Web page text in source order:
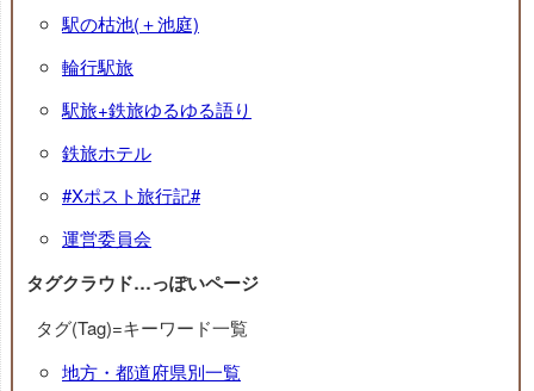
駅の枯池(＋池庭)
輪行駅旅
駅旅+鉄旅ゆるゆる語り
鉄旅ホテル
#Xポスト旅行記#
運営委員会
タグクラウド…っぽいページ
タグ(Tag)=キーワード一覧
地方・都道府県別一覧